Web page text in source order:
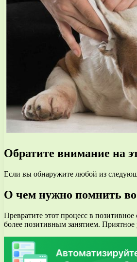
Обратите внимание на
Если вы обнаружите любой из
О чем нужно помнить
Превратите этот процесс в
более позитивным занятием. Приятное